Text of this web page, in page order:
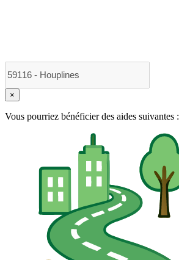
×
Vous pourriez bénéficier des aides suivantes :